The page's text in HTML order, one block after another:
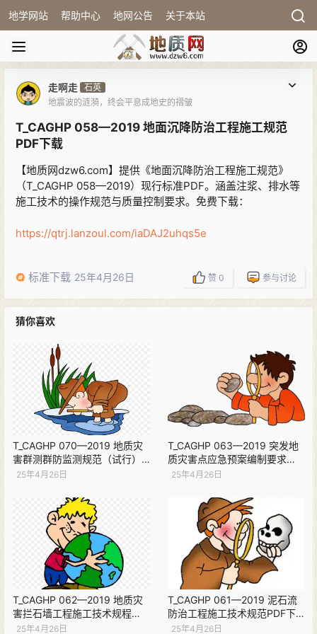
地学网站 帮助中心 地网公告 关于本站
走啊走 石英
地震波的涟漪，终会平息成地史的褶皱
T_CAGHP 058—2019 地面沉降防治工程施工规范
PDF下载
【地质网dzw6.com】提供《地面沉降防治工程施工规范》
（T_CAGHP 058—2019）现行标准PDF。涵盖注浆、排水等
施工技术的操作规范与质量控制要求。免费下载：
https://qtrj.lanzoul.com/iaDAJ2uhqs5e
标准下载 25年4月26日 赞 0 参与讨论
猜你喜欢
T_CAGHP 070—2019 地质灾
害群测群防监测规范（试行）
（现行）PDF下载
25年4月26日
T_CAGHP 063—2019 突发地
质灾害点应急预案编制要求
PDF下载
25年4月26日
T_CAGHP 062—2019 地质灾
害拦石墙工程施工技术规程
PDF下载
25年4月26日
T_CAGHP 061—2019 泥石流
防治工程施工技术规范PDF下
载
25年4月26日